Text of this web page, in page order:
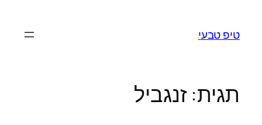
טיפ טבעי
תגית:זנגביל